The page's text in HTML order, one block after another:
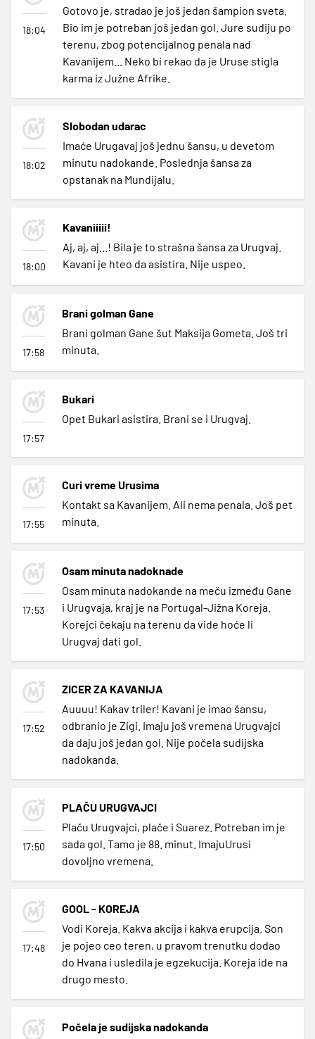
18:04
Gotovo je, stradao je još jedan šampion sveta.
Bio im je potreban još jedan gol. Jure sudiju po
terenu, zbog potencijalnog penala nad
Kavanijem... Neko bi rekao da je Uruse stigla
karma iz Južne Afrike.
18:02
Slobodan udarac
Imaće Urugavaj još jednu šansu, u devetom
minutu nadokande. Poslednja šansa za
opstanak na Mundijalu.
18:00
Kavaniiiii!
Aj, aj, aj...! Bila je to strašna šansa za Urugvaj.
Kavani je hteo da asistira. Nije uspeo.
17:58
Brani golman Gane
Brani golman Gane šut Maksija Gometa. Još tri
minuta.
17:57
Bukari
Opet Bukari asistira. Brani se i Urugvaj.
17:55
Curi vreme Urusima
Kontakt sa Kavanijem. Ali nema penala. Još pet
minuta.
17:53
Osam minuta nadoknade
Osam minuta nadokande na meču između Gane
i Urugvaja, kraj je na Portugal-Jižna Koreja.
Korejci čekaju na terenu da vide hoće li
Urugvaj dati gol.
17:52
ZICER ZA KAVANIJA
Auuuu! Kakav triler! Kavani je imao šansu,
odbranio je Zigi. Imaju još vremena Urugvajci
da daju još jedan gol. Nije počela sudijska
nadokanda.
17:50
PLAČU URUGVAJCI
Plaču Urugvajci, plače i Suarez. Potreban im je
sada gol. Tamo je 88. minut. ImajuUrusi
dovoljno vremena.
17:48
GOOL - KOREJA
Vodi Koreja. Kakva akcija i kakva erupcija. Son
je pojeo ceo teren, u pravom trenutku dodao
do Hvana i usledila je egzekucija. Koreja ide na
drugo mesto.
Počela je sudijska nadokanda